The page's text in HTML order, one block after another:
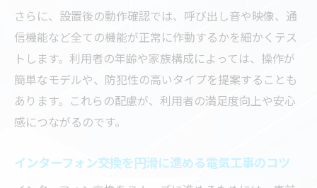
を左右する
スムーズなインターフォン交換のための準備と
手順
電気工事前のインターフォン現地調査で準
備万全に
インターフォン交換時の電気工事スケジュ
電気工事の流れを知ってインターフォン交
さらに、設置後の動作確認では、呼び出し音や映像、通
信機能など全ての機能が正常に作動するかを細かくテス
トします。利用者の年齢や家族構成によっては、操作が
簡単なモデルや、防犯性の高いタイプを提案することも
あります。これらの配慮が、利用者の満足度向上や安心
感につながるのです。
インターフォン交換を円滑に進める電気工事のコツ